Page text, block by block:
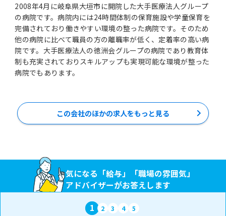
2008年4月に岐阜県大垣市に開院した大手医療法人グループ
の病院です。病院内には24時間体制の保育施設や学童保育を
完備されており働きやすい環境の整った病院です。そのため
他の病院に比べて職員の方の離職率が低く、定着率の高い病
院です。大手医療法人の徳洲会グループの病院であり教育体
制も充実されておりスキルアップも実現可能な環境が整った
病院でもあります。
この会社のほかの求人をもっと見る
気になる「給与」「職場の雰囲気」
アドバイザーがお答えします
1 2 3 4 5